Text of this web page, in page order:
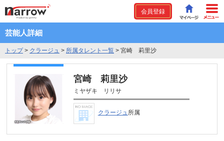
会員登録
芸能人詳細
トップ> クラージュ > 所属タレント一覧 > 宮崎 莉里沙
宮崎 莉里沙
ミヤザキ リリサ
クラージュ所属